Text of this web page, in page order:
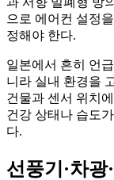
으로 에어컨 설정
정해야 한다.
일본에서 흔히 언
니라 실내 환경을
건물과 센서 위치
건강 상태나 습도
다.
선풍기·차